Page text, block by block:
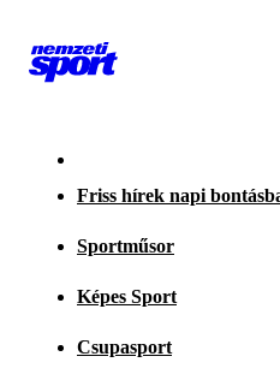
Friss hírek napi
Sportműsor
Képes Sport
Csupasport